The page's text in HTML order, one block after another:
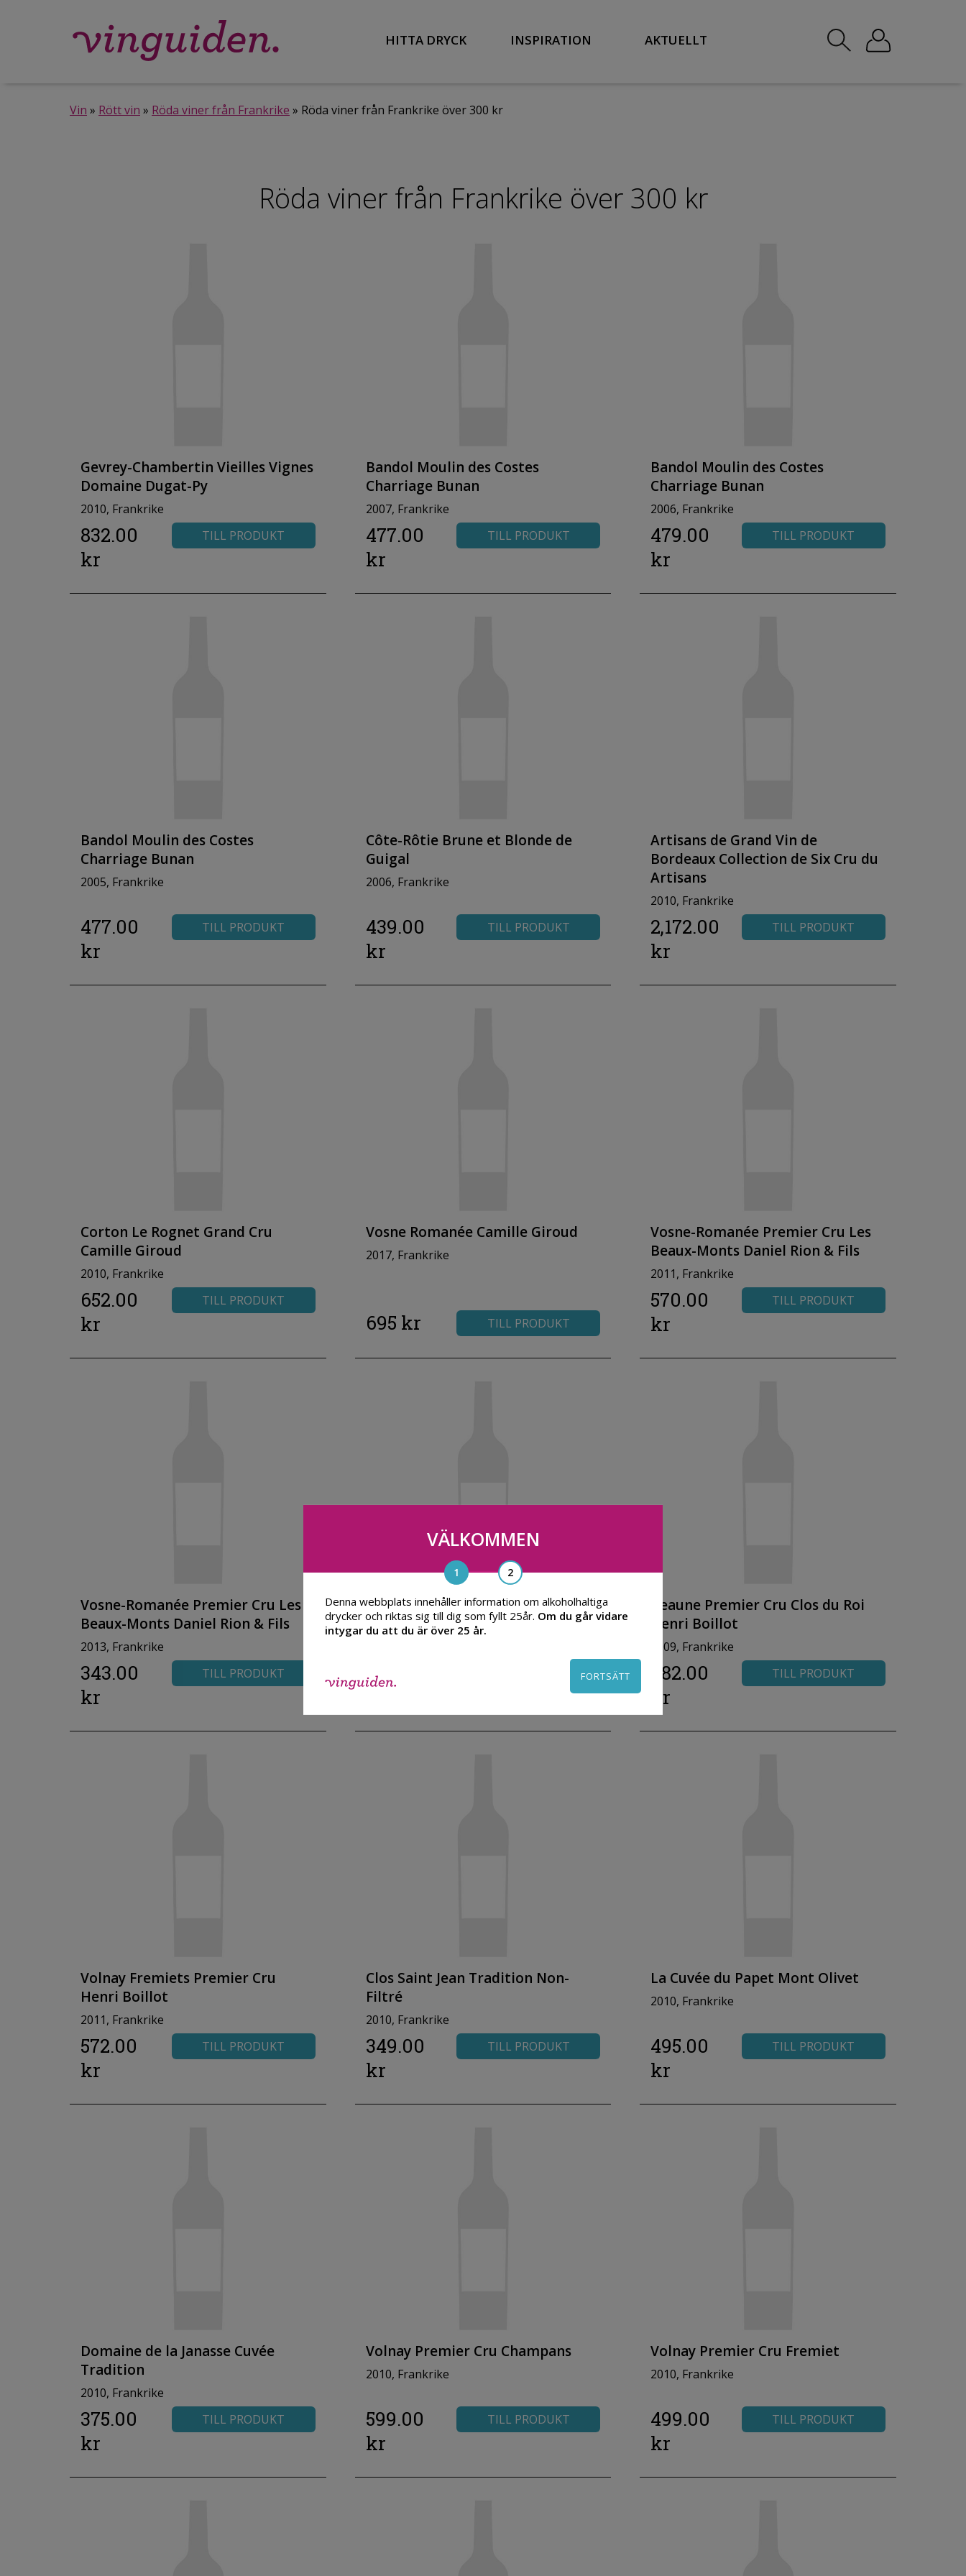
HITTA DRYCK INSPIRATION AKTUELLT
Vin » Rött vin » Röda viner från Frankrike » Röda viner från Frankrike över 300 kr
Röda viner från Frankrike över 300 kr
Gevrey-Chambertin Vieilles Vignes
Domaine Dugat-Py
2010, Frankrike
832.00
kr
TILL PRODUKT
Bandol Moulin des Costes
Charriage Bunan
2007, Frankrike
477.00
kr
TILL PRODUKT
Bandol Moulin des Costes
Charriage Bunan
2006, Frankrike
479.00
kr
TILL PRODUKT
Bandol Moulin des Costes
Charriage Bunan
2005, Frankrike
477.00
kr
TILL PRODUKT
Côte-Rôtie Brune et Blonde de
Guigal
2006, Frankrike
439.00
kr
TILL PRODUKT
Artisans de Grand Vin de
Bordeaux Collection de Six Cru du
Artisans
2010, Frankrike
2,172.00
kr
TILL PRODUKT
Corton Le Rognet Grand Cru
Camille Giroud
2010, Frankrike
652.00
kr
TILL PRODUKT
Vosne Romanée Camille Giroud
2017, Frankrike
695 kr TILL PRODUKT
Vosne-Romanée Premier Cru Les
Beaux-Monts Daniel Rion & Fils
2011, Frankrike
570.00
kr
TILL PRODUKT
Vosne-Romanée Premier Cru Les
Beaux-Monts Daniel Rion & Fils
2013, Frankrike
343.00
kr
TILL PRODUKT
Château de Pez
2009, Frankrike
371.00
Beaune Premier Cru Clos du Roi
Henri Boillot
2009, Frankrike
482.00
kr
TILL PRODUKT
Volnay Fremiets Premier Cru
Henri Boillot
2011, Frankrike
572.00
kr
TILL PRODUKT
Clos Saint Jean Tradition Non-
Filtré
2010, Frankrike
349.00
kr
TILL PRODUKT
La Cuvée du Papet Mont Olivet
2010, Frankrike
495.00
kr
TILL PRODUKT
Domaine de la Janasse Cuvée
Tradition
2010, Frankrike
375.00
kr
TILL PRODUKT
Volnay Premier Cru Champans
2010, Frankrike
599.00
kr
TILL PRODUKT
Volnay Premier Cru Fremiet
2010, Frankrike
499.00
kr
TILL PRODUKT
VÄLKOMMEN
Denna webbplats innehåller information om alkoholhaltiga
drycker och riktas sig till dig som fyllt 25år. Om du går vidare
intygar du att du är över 25 år.
FORTSÄTT